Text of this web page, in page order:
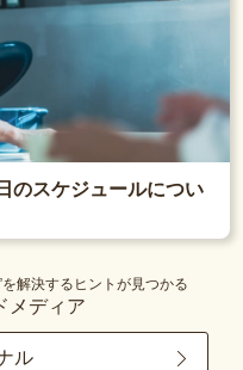
のスケジュールについ
解決するヒントが見つかる
メディア
ル